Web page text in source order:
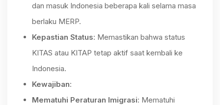
dan masuk Indonesia beberapa kali selama masa
berlaku MERP.
Kepastian Status: Memastikan bahwa status
KITAS atau KITAP tetap aktif saat kembali ke
Indonesia.
Kewajiban:
Mematuhi Peraturan Imigrasi: Mematuhi